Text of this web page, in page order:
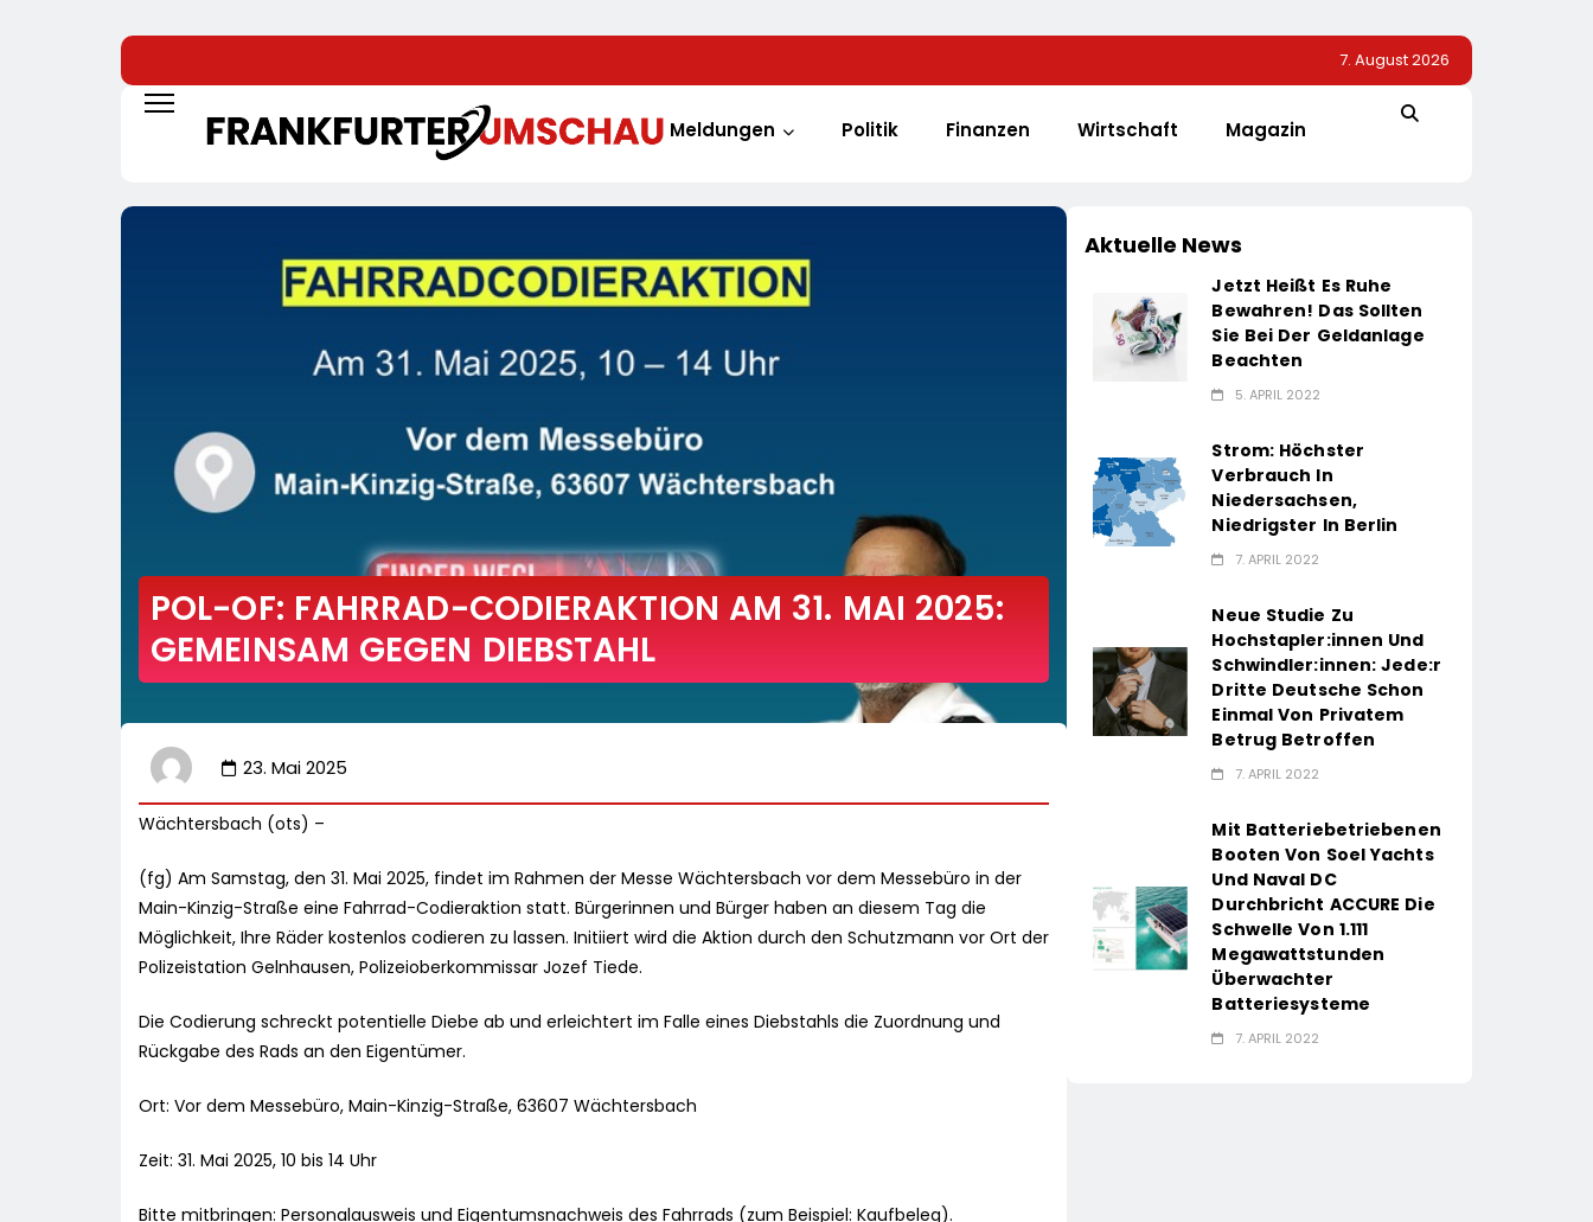
7. August 2026
Meldungen Politik Finanzen Wirtschaft Magazin
POL-OF: FAHRRAD-CODIERAKTION AM 31. MAI 2025:
GEMEINSAM GEGEN DIEBSTAHL
23. Mai 2025
Wächtersbach (ots) –
(fg) Am Samstag, den 31. Mai 2025, findet im Rahmen der Messe Wächtersbach vor dem Messebüro in der
Main-Kinzig-Straße eine Fahrrad-Codieraktion statt. Bürgerinnen und Bürger haben an diesem Tag die
Möglichkeit, Ihre Räder kostenlos codieren zu lassen. Initiiert wird die Aktion durch den Schutzmann vor Ort der
Polizeistation Gelnhausen, Polizeioberkommissar Jozef Tiede.
Die Codierung schreckt potentielle Diebe ab und erleichtert im Falle eines Diebstahls die Zuordnung und
Rückgabe des Rads an den Eigentümer.
Ort: Vor dem Messebüro, Main-Kinzig-Straße, 63607 Wächtersbach
Zeit: 31. Mai 2025, 10 bis 14 Uhr
Bitte mitbringen: Personalausweis und Eigentumsnachweis des Fahrrads (zum Beispiel: Kaufbeleg).
Aktuelle News
Jetzt Heißt Es Ruhe
Bewahren! Das Sollten
Sie Bei Der Geldanlage
Beachten
5. APRIL 2022
Strom: Höchster
Verbrauch In
Niedersachsen,
Niedrigster In Berlin
7. APRIL 2022
Neue Studie Zu
Hochstapler:innen Und
Schwindler:innen: Jede:r
Dritte Deutsche Schon
Einmal Von Privatem
Betrug Betroffen
7. APRIL 2022
Mit Batteriebetriebenen
Booten Von Soel Yachts
Und Naval DC
Durchbricht ACCURE Die
Schwelle Von 1.111
Megawattstunden
Überwachter
Batteriesysteme
7. APRIL 2022